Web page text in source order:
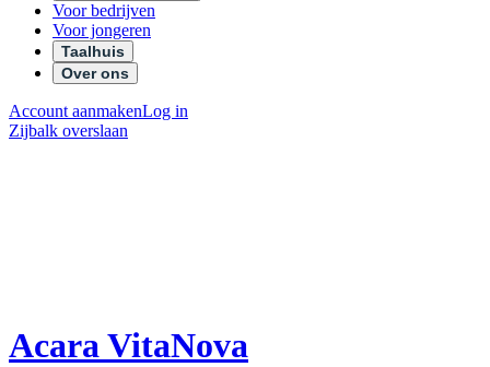
Voor bedrijven
Voor jongeren
Taalhuis
Over ons
Account aanmakenLog in
Zijbalk overslaan
Acara VitaNova